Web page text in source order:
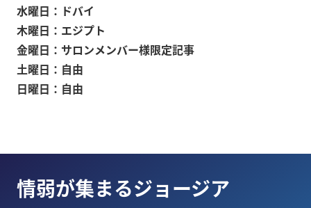
水曜日：ドバイ
木曜日：エジプト
金曜日：サロンメンバー様限定記事
土曜日：自由
日曜日：自由
情弱が集まるジョージア